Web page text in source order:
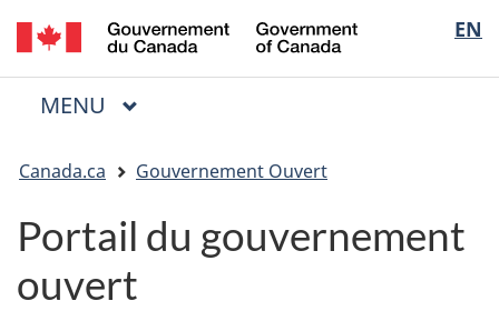
Passer
au
contenu
Passer
à
« Au
Passer
à
la
EN
of
Menu
MENU PRINCIPAL
êtes
ici
Canada.ca Gouvernement Ouvert
Portail du gouvernement
ouvert